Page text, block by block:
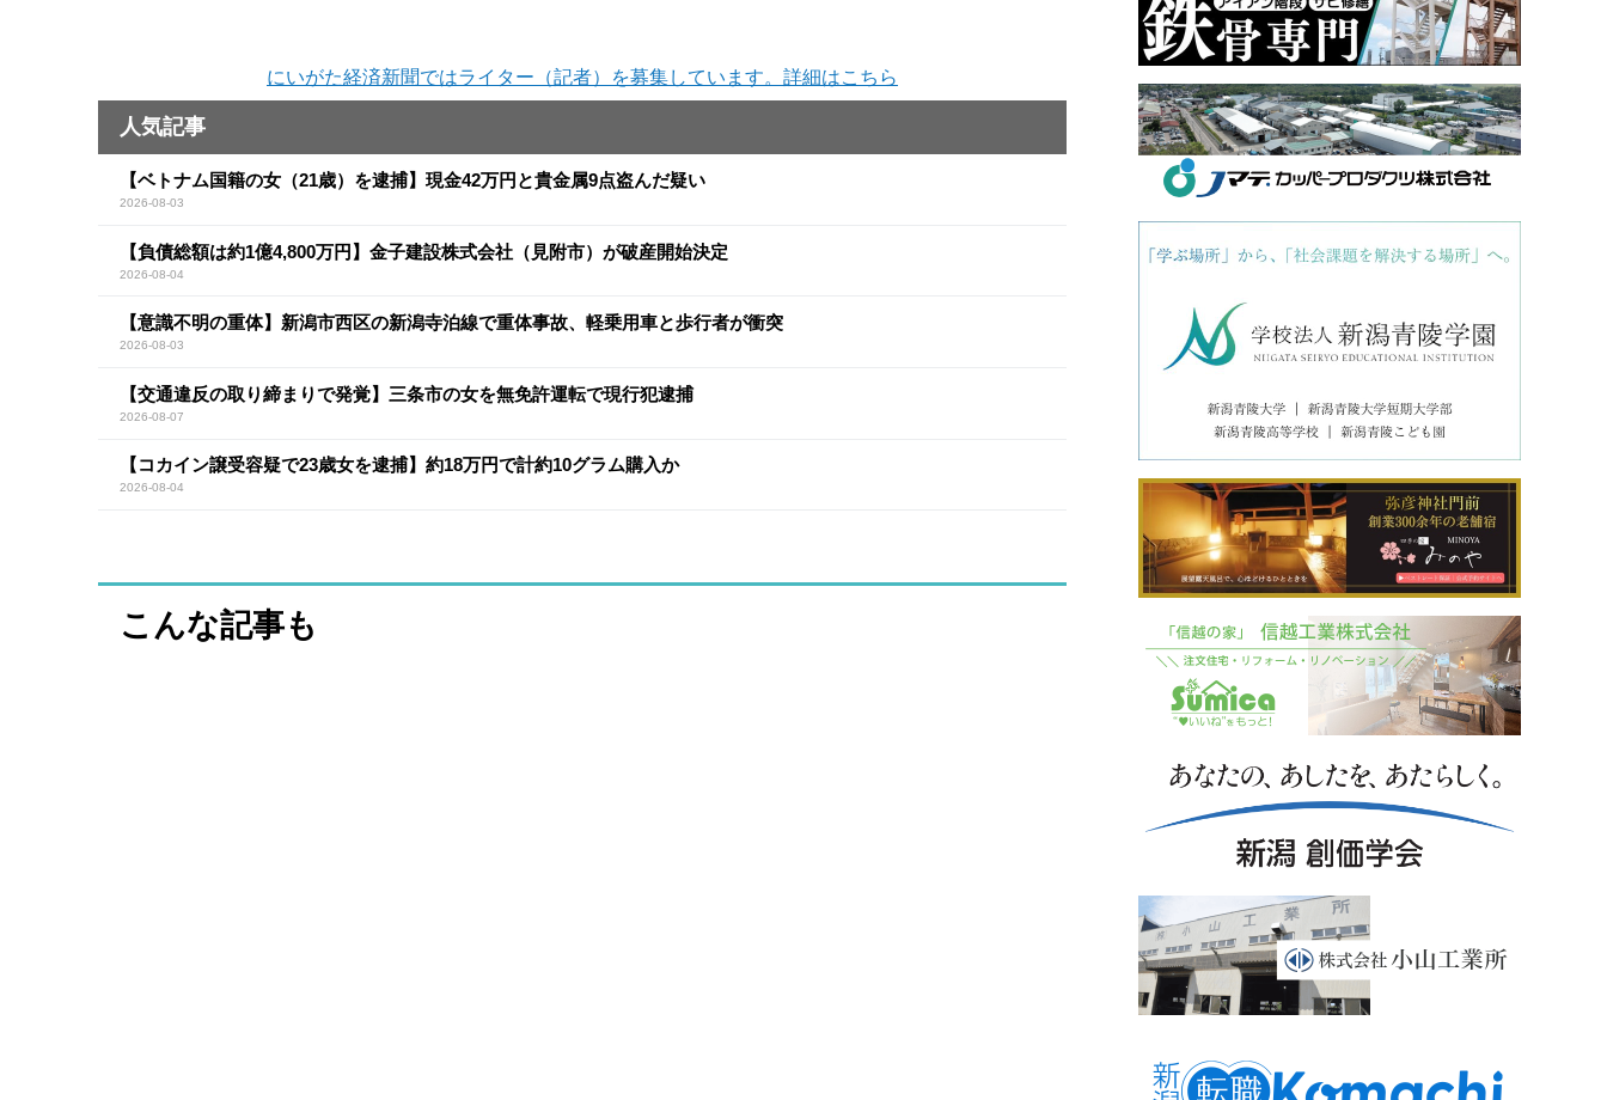
にいがた経済新聞ではライター（記者）を募集しています。詳細はこちら
人気記事
【ベトナム国籍の女（21歳）を逮捕】現金42万円と貴金属9点盗んだ疑い
2026-08-03
【負債総額は約1億4,800万円】金子建設株式会社（見附市）が破産開始決定
2026-08-04
【意識不明の重体】新潟市西区の新潟寺泊線で重体事故、軽乗用車と歩行者が衝突
2026-08-03
【交通違反の取り締まりで発覚】三条市の女を無免許運転で現行犯逮捕
2026-08-07
【コカイン譲受容疑で23歳女を逮捕】約18万円で計約10グラム購入か
2026-08-04
こんな記事も